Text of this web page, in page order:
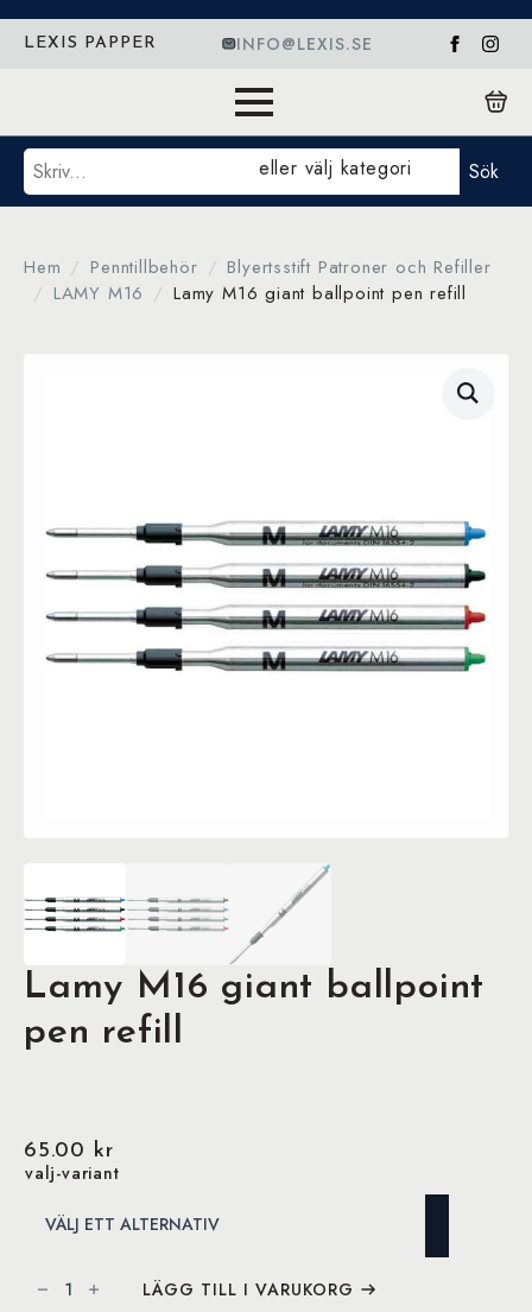
LEXIS PAPPER INFO@LEXIS.SE
Sök eller välj kategori Sök
Hem Penntillbehör
Blyertsstift Patroner och Refiller
LAMY M16
Lamy M16 giant ballpoint pen refill
Lamy M16 giant ballpoint
pen refill
65.00 kr
valj-variant
giant LÄGG TILL I VARUKORG